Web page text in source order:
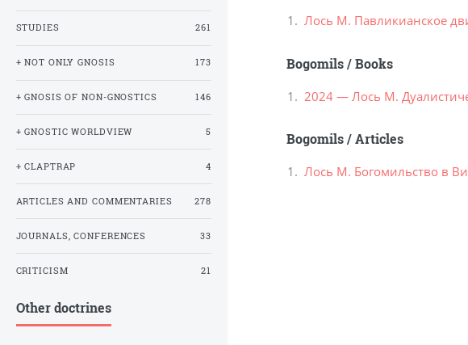
Лось М. Павликианское
Bogomils/Books
2024 — Лось М.
Bogomils/Articles
Лось М. Богомильство в
STUDIES 261
+ NOT ONLY GNOSIS 173
+ GNOSIS OF NON-GNOSTICS 146
+ GNOSTIC WORLDVIEW 5
+ CLAPTRAP 4
ARTICLES AND COMMENTARIES 278
JOURNALS, CONFERENCES 33
CRITICISM 21
Other doctrines